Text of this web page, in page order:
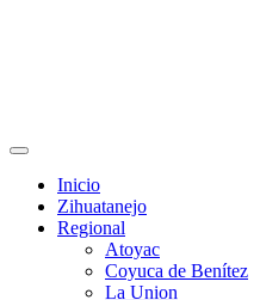
Primary
Inicio
Zihuatanejo
Regional
Atoyac
Coyuca de Benítez
La Union